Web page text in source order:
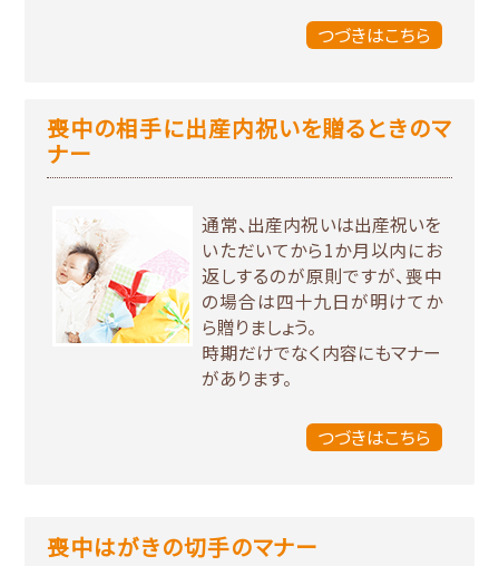
つづきはこちら
喪中の相手に出産内祝いを贈るときのマ
ナー
通常、出産内祝いは出産祝いを
いただいてから1か月以内にお
返しするのが原則ですが、喪中
の場合は四十九日が明けてか
ら贈りましょう。
時期だけでなく内容にもマナー
があります。
つづきはこちら
喪中はがきの切手のマナー